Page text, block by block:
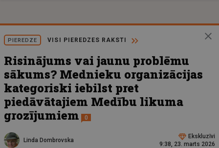
PIEREDZE VISI PIEREDZES RAKSTI
Risinājums vai jaunu problēmu
sākums? Mednieku organizācijas
kategoriski iebilst pret
piedāvātajiem Medību likuma
grozījumiem
0
Linda Dombrovska
Ekskluzīvi
9:38, 23. marts 2026